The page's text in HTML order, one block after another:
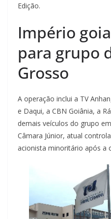
Edição.
Império
para grupo
Grosso
A operação inclui a TV
e Daqui, a CBN Goiânia, a
demais veículos do grupo
Câmara Júnior, atual
acionista minoritário após a